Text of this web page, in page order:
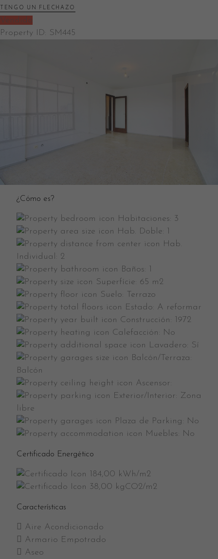
TENGO UN FLECHAZO
Vendido
Property ID: SM445
¿Cómo es?
Habitaciones: 3
Hab. Doble: 1
Hab.
Individual: 2
Baños: 1
Superfície: 65 m2
Suelo: Terrazo
Estado: A reformar
Construcción: 1972
Calefacción: No
Lavadero: Sí
Balcón/Terraza:
Balcón
Ascensor:
Exterior/Interior: Zona
libre
Plaza de Parking: No
Muebles: No
Certificado Energético
184,00 kWh/m2
38,00 kgCO2/m2
Características
Aire Acondicionado
Armario Empotrado
Aseo